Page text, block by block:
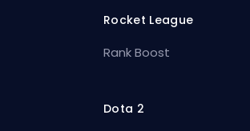
Rocket League
Rank Boost
Dota 2